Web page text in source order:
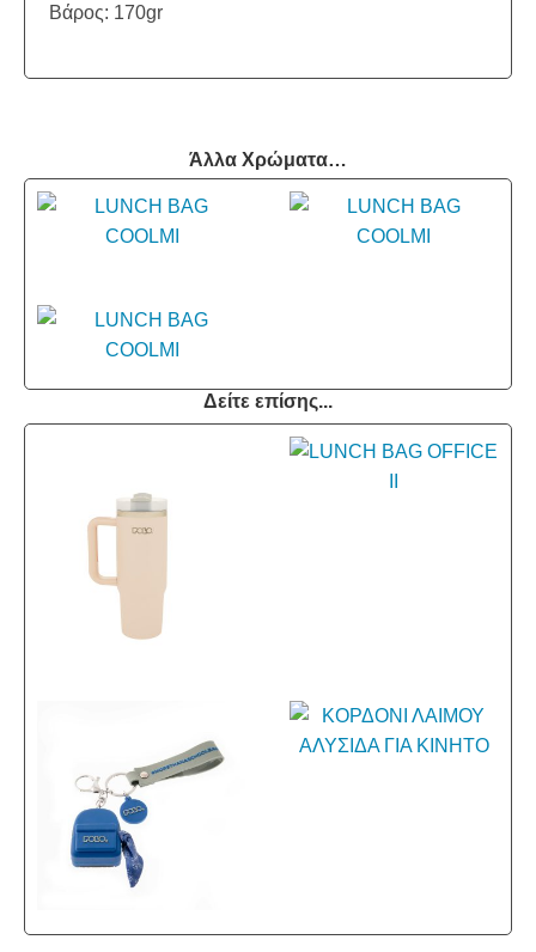
Βάρος: 170gr
Άλλα Χρώματα…
Δείτε επίσης...